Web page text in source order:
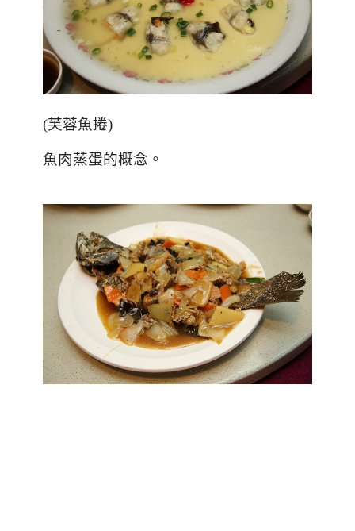
(芙蓉魚捲)
魚肉蒸蛋的概念。